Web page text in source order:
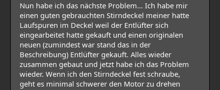
Nun habe ich das nächste Problem... Ich habe mir
einen guten gebrauchten Stirndeckel meiner hatte
Laufspuren im Deckel weil der Entlüfter sich
eingearbeitet hatte gekauft und einen originalen
neuen (zumindest war stand das in der
Beschreibung) Entlüfter gekauft. Alles wieder
zusammen gebaut und jetzt habe ich das Problem
wieder. Wenn ich den Stirndeckel fest schraube,
geht es minimal schwerer den Motor zu drehen